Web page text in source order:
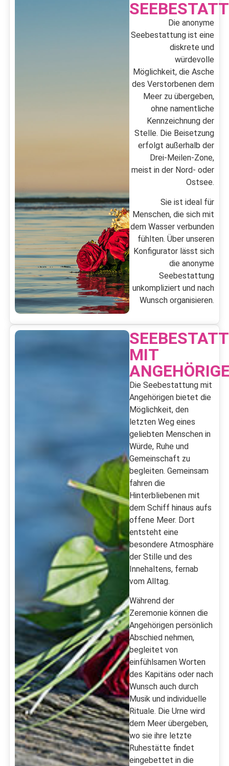
Die anonyme
Seebestattung ist eine
diskrete und
würdevolle
Möglichkeit, die Asche
des Verstorbenen dem
Meer zu übergeben,
ohne namentliche
Kennzeichnung der
Stelle. Die Beisetzung
erfolgt außerhalb der
Drei-Meilen-Zone,
meist in der Nord- oder
Ostsee.
Sie ist ideal für
Menschen, die sich mit
dem Wasser verbunden
fühlten. Über unseren
Konfigurator lässt sich
die anonyme
Seebestattung
unkompliziert und nach
Wunsch organisieren.
MIT
Die Seebestattung mit
Angehörigen bietet die
Möglichkeit, den
letzten Weg eines
geliebten Menschen in
Würde, Ruhe und
Gemeinschaft zu
begleiten. Gemeinsam
fahren die
Hinterbliebenen mit
dem Schiff hinaus aufs
offene Meer. Dort
entsteht eine
besondere Atmosphäre
der Stille und des
Innehaltens, fernab
vom Alltag.
Während der
Zeremonie können die
Angehörigen persönlich
Abschied nehmen,
begleitet von
einfühlsamen Worten
des Kapitäns oder nach
Wunsch auch durch
Musik und individuelle
Rituale. Die Urne wird
dem Meer übergeben,
wo sie ihre letzte
Ruhestätte findet
eingebettet in die